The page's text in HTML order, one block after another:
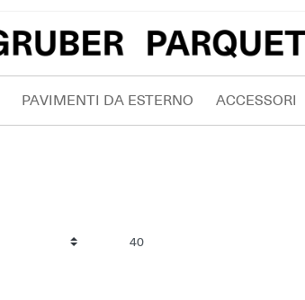
PAVIMENTI DA ESTERNO ACCESSORI